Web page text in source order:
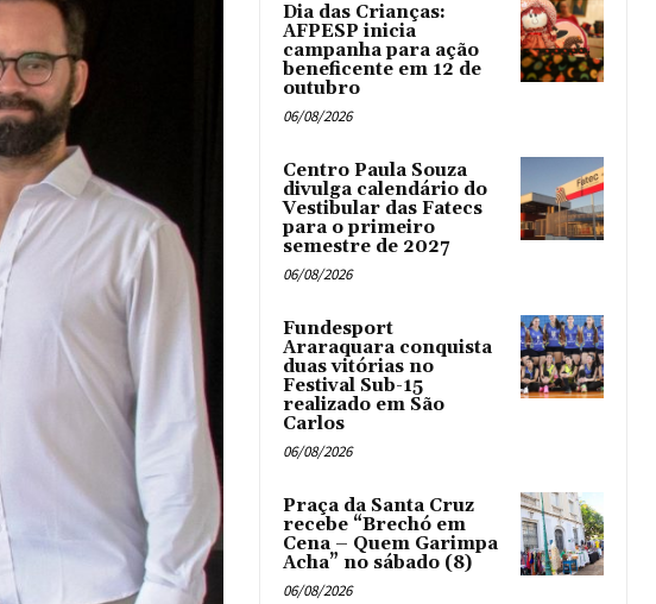
Dia das Crianças:
AFPESP inicia
campanha para ação
beneficente em 12 de
outubro
06/08/2026
Centro Paula Souza
divulga calendário do
Vestibular das Fatecs
para o primeiro
semestre de 2027
06/08/2026
Fundesport
Araraquara conquista
duas vitórias no
Festival Sub-15
realizado em São
Carlos
06/08/2026
Praça da Santa Cruz
recebe “Brechó em
Cena – Quem Garimpa
Acha” no sábado (8)
06/08/2026